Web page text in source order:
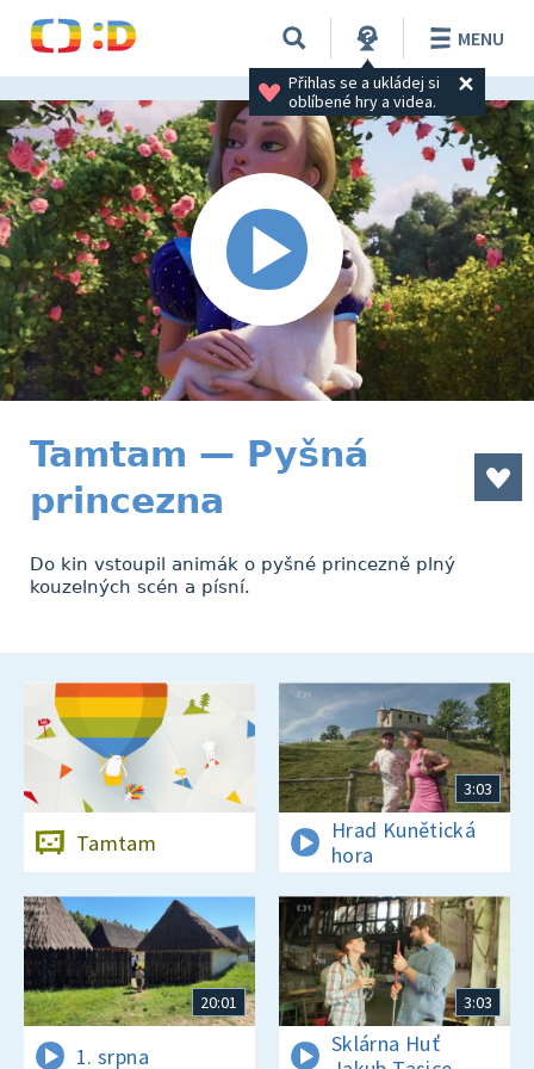
Přihlas se a ukládej si
oblíbené hry a videa.
MENU
Tamtam — Pyšná
princezna
Do kin vstoupil animák o pyšné princezně plný
kouzelných scén a písní.
Tamtam
3:03
Hrad Kunětická
hora
20:01
1. srpna
3:03
Sklárna Huť